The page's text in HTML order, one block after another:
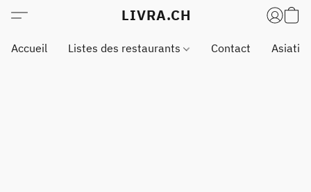
LIVRA.CH
Accueil Listes des restaurants Contact